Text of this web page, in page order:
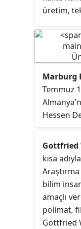
üretim,
Marburg
Temmuz
Hessen
ilk ve en
Gottfried
kısa adıyla
bilim
amaçlı
polimat,
Gottfried